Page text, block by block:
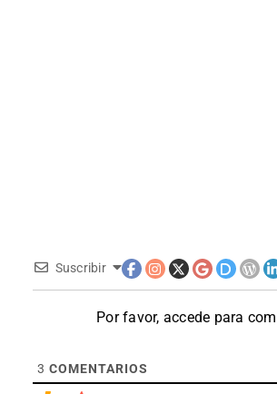
Suscribir
Por favor, accede para
3 COMENTARIOS